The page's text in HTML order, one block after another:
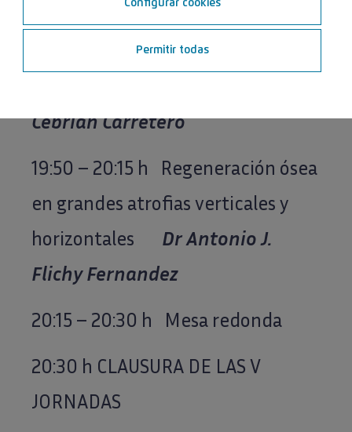
Santiago Ochandiano Caicoya
19:10 – 19:50 h Controversias en la
Cebrián Carretero
19:50 – 20:15 h Regeneración ósea
en grandes atrofias verticales y
horizontales Dr Antonio J.
Flichy Fernandez
20:15 – 20:30 h Mesa redonda
20:30 h CLAUSURA DE LAS V
JORNADAS
Configurar cookies
Permitir todas